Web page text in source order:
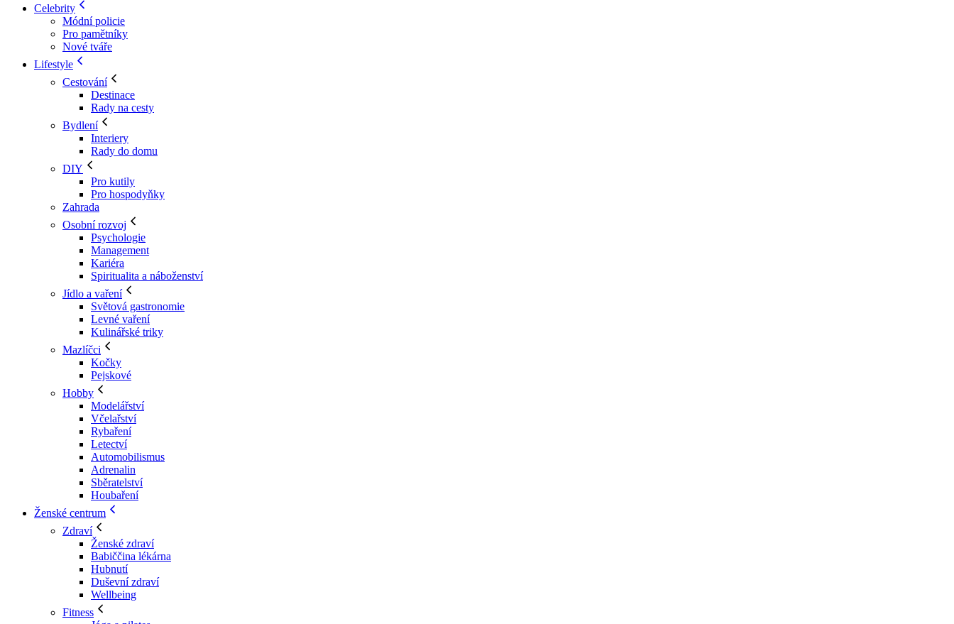
Celebrity
Módní policie
Pro pamětníky
Nové tváře
Lifestyle
Cestování
Destinace
Rady na cesty
Bydlení
Interiery
Rady do domu
DIY
Pro kutily
Pro hospodyňky
Zahrada
Osobní rozvoj
Psychologie
Management
Kariéra
Spiritualita a náboženství
Jídlo a vaření
Světová gastronomie
Levné vaření
Kulinářské triky
Mazlíčci
Kočky
Pejskové
Hobby
Modelářství
Včelařství
Rybaření
Letectví
Automobilismus
Adrenalin
Sběratelství
Houbaření
Ženské centrum
Zdraví
Ženské zdraví
Babiččina lékárna
Hubnutí
Duševní zdraví
Wellbeing
Fitness